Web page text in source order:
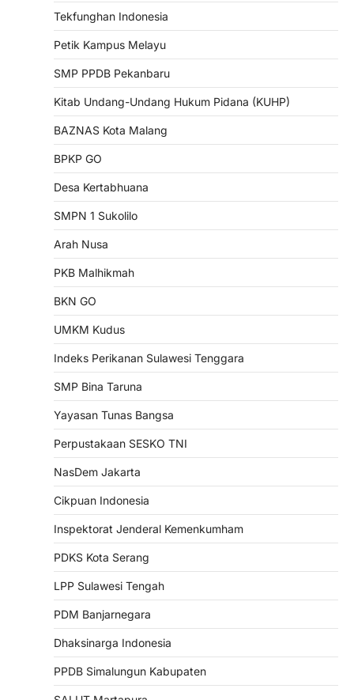
Tekfunghan Indonesia
Petik Kampus Melayu
SMP PPDB Pekanbaru
Kitab Undang-Undang Hukum Pidana (KUHP)
BAZNAS Kota Malang
BPKP GO
Desa Kertabhuana
SMPN 1 Sukolilo
Arah Nusa
PKB Malhikmah
BKN GO
UMKM Kudus
Indeks Perikanan Sulawesi Tenggara
SMP Bina Taruna
Yayasan Tunas Bangsa
Perpustakaan SESKO TNI
NasDem Jakarta
Cikpuan Indonesia
Inspektorat Jenderal Kemenkumham
PDKS Kota Serang
LPP Sulawesi Tengah
PDM Banjarnegara
Dhaksinarga Indonesia
PPDB Simalungun Kabupaten